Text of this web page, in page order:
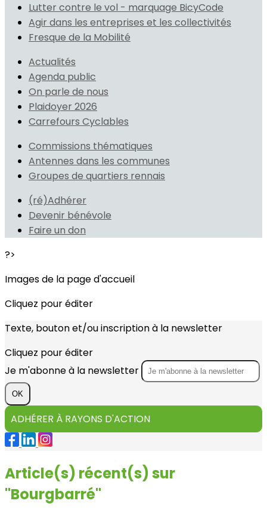
Lutter contre le vol - marquage BicyCode
Agir dans les entreprises et les collectivités
Fresque de la Mobilité
Actualités
Agenda public
On parle de nous
Plaidoyer 2026
Carrefours Cyclables
Commissions thématiques
Antennes dans les communes
Groupes de quartiers rennais
(ré)Adhérer
Devenir bénévole
Faire un don
?>
Images de la page d'accueil
Cliquez pour éditer
Texte, bouton et/ou inscription à la newsletter
Cliquez pour éditer
Je m'abonne à la newsletter
OK
ADHÉRER À RAYONS D'ACTION
Article(s) récent(s) sur
"Bourgbarré"